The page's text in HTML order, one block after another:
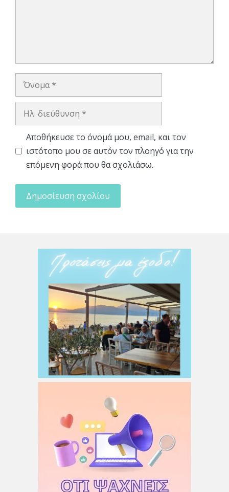
Όνομα
Ηλ.
Αποθήκευσε το όνομά μου, email, και τον
ιστότοπο μου σε αυτόν τον πλοηγό για την
επόμενη φορά που θα σχολιάσω.